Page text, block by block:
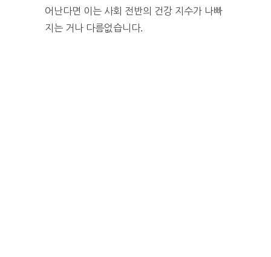
어난다면 이는 사회 전반의 건강 지수가 나빠
지는 거나 다름없습니다.